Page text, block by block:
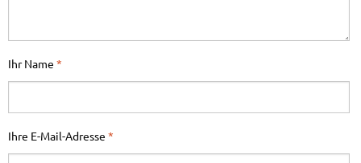
Ihr Name *
Ihre E-Mail-Adresse *